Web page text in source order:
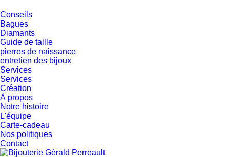
Conseils
Bagues
Diamants
Guide de taille
pierres de naissance
entretien des bijoux
Services
Services
Création
À propos
Notre histoire
L'équipe
Carte-cadeau
Nos politiques
Contact